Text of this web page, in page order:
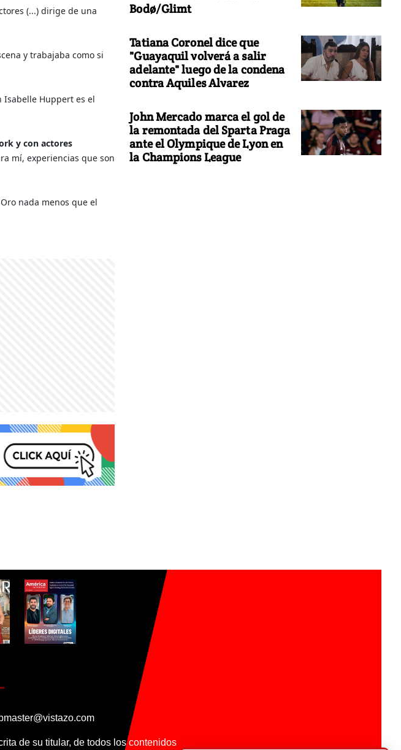
(...) dirige de una
y trabajaba como si
Isabelle Huppert es el
y con actores
mí, experiencias que son
nada menos que el
Bodø/Glimt
Tatiana Coronel dice que
"Guayaquil volverá a salir
adelante" luego de la condena
contra Aquiles Alvarez
John Mercado marca el gol de
la remontada del Sparta Praga
ante el Olympique de Lyon en
la Champions League
de su titular, de todos los contenidos